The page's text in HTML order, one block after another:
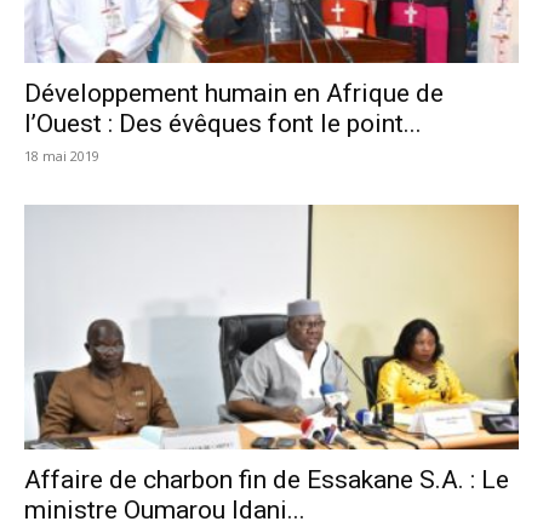
Développement humain en Afrique de
l’Ouest : Des évêques font le point...
18 mai 2019
Affaire de charbon fin de Essakane S.A. : Le
ministre Oumarou Idani...